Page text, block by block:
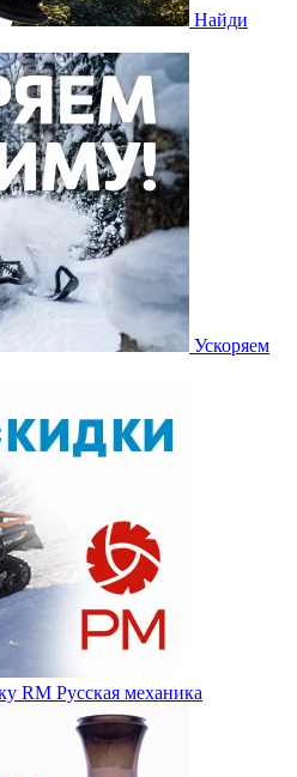
Найди
Ускоряем
RM Русская механика